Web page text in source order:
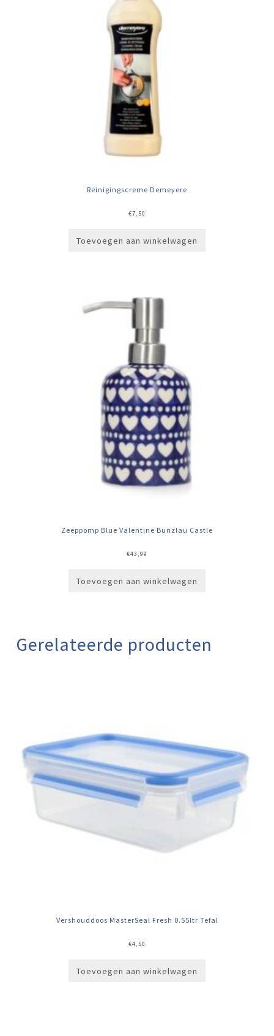
Reinigingscreme Demeyere
€7,50
Toevoegen aan winkelwagen
Zeeppomp Blue Valentine Bunzlau Castle
€43,99
Toevoegen aan winkelwagen
Gerelateerde producten
Vershouddoos MasterSeal Fresh 0.55ltr Tefal
€4,50
Toevoegen aan winkelwagen